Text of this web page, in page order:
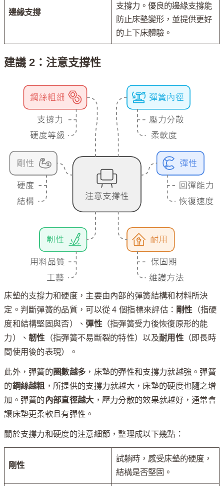
邊緣支撐
支撐力。優良的邊緣支撐能
防止床墊變形，並提供更好
的上下床體驗。
建議 2：注意支撐性
床墊的支撐力和硬度，主要由內部的彈簧結構和材料所決
定。判斷彈簧的品質，可以從 4 個指標來評估： 剛性 （指硬
度和結構堅固與否）、 彈性（指彈簧受力後恢復原形的能
力）、韌性 （指彈簧不易斷裂的特性）以及耐用性（即長時
間使用後的表現）。
此外，彈簧的圈數越多 ，床墊的彈性和支撐力就越強。彈簧
的鋼絲越粗 ，所提供的支撐力就越大，床墊的硬度也隨之增
加。彈簧的內部直徑越大 ，壓力分散的效果就越好，通常會
讓床墊更柔軟且有彈性。
關於支撐力和硬度的注意細節，整理成以下幾點：
剛性
試躺時，感受床墊的硬度，
結構是否堅固。